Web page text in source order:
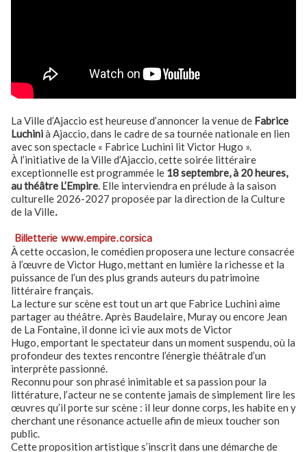
La Ville d’Ajaccio est heureuse d’annoncer la venue de Fabrice
Luchinià Ajaccio, dans le cadre de sa tournée nationale en lien
avec son spectacle « Fabrice Luchini lit Victor Hugo ».
À l’initiative de la Ville d’Ajaccio, cette soirée littéraire
exceptionnelle est programmée le 18 septembre, à 20 heures,
au théâtre L’Empire. Elle interviendra en prélude à la saison
culturelle 2026-2027 proposée par la direction de la Culture
de la Ville.
Billetterie www.empire.corsica
À cette occasion, le comédien proposera une lecture consacrée
à l’œuvre de Victor Hugo, mettant en lumière la richesse et la
puissance de l’un des plus grands auteurs du patrimoine
littéraire français.
La lecture sur scène est tout un art que Fabrice Luchini aime
partager au théâtre. Après Baudelaire, Muray ou encore Jean
de La Fontaine, il donne ici vie aux mots de Victor
Hugo, emportant le spectateur dans un moment suspendu, où la
profondeur des textes rencontre l’énergie théâtrale d’un
interprète passionné.
Reconnu pour son phrasé inimitable et sa passion pour la
littérature, l’acteur ne se contente jamais de simplement lire les
œuvres qu’il porte sur scène : il leur donne corps, les habite en y
cherchant une résonance actuelle afin de mieux toucher son
public.
Cette proposition artistique s’inscrit dans une démarche de